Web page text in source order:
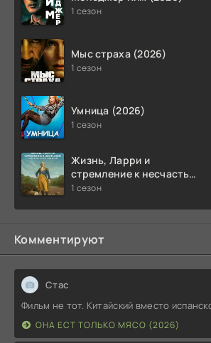
1 сезон
Мыс страха (2026)
1 сезон
Умница (2026)
1 сезон
Жизнь, Ларри и
стремление к несчастью:
Почти история Америки
1 сезон
Комментируют
Стас
Фильм не тот. Китайский вместо
ОНА ЕСТ ТОЛЬКО МЯСО (2026)